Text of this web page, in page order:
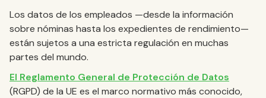
Los datos de los empleados —desde la información
sobre nóminas hasta los expedientes de rendimiento—
están sujetos a una estricta regulación en muchas
partes del mundo.
El Reglamento General de Protección de Datos
(RGPD) de la UE es el marco normativo más conocido,